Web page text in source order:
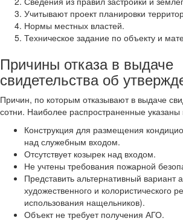
Учитывают проект планировки
Нормы местных властей.
Техническое задание по объекту и
Причины отказа в выдаче
свидетельства об
Причин, по которым отказывают в выдаче
сотни. Наиболее распространенные указаны
Конструкция для размещения
над служебным входом.
Отсутствует козырек над входом.
Не учтены требования пожарной
Представить альтернативный вариант
художественного и колористического
использования нащельников).
Объект не требует получения АГО.